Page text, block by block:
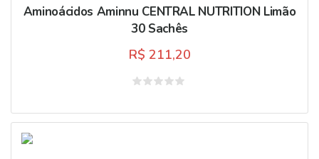
Aminoácidos Aminnu CENTRAL NUTRITION Limão
30 Sachês
R$ 211,20
de
5